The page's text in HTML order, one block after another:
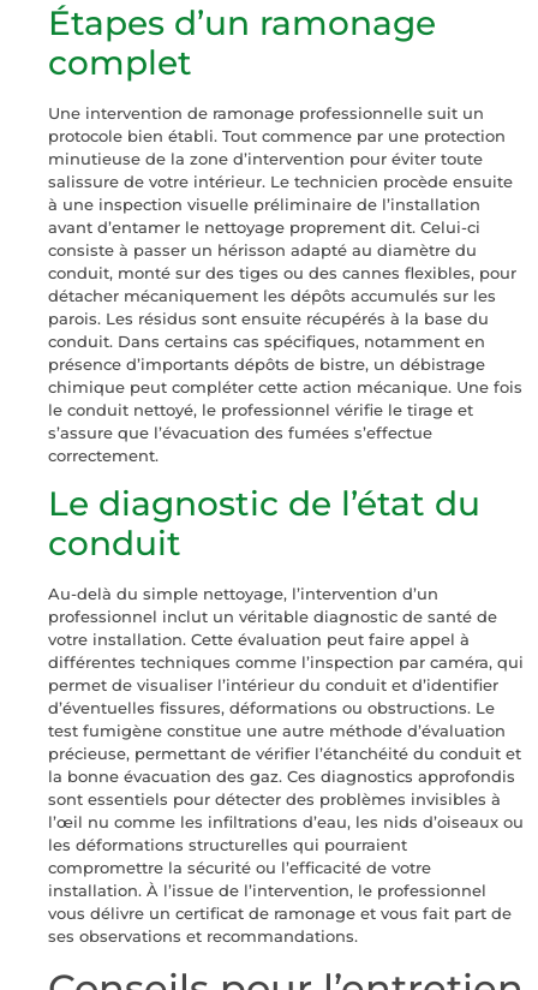
Étapes d’un ramonage
complet
Une intervention de ramonage professionnelle suit un
protocole bien établi. Tout commence par une protection
minutieuse de la zone d’intervention pour éviter toute
salissure de votre intérieur. Le technicien procède ensuite
à une inspection visuelle préliminaire de l’installation
avant d’entamer le nettoyage proprement dit. Celui-ci
consiste à passer un hérisson adapté au diamètre du
conduit, monté sur des tiges ou des cannes flexibles, pour
détacher mécaniquement les dépôts accumulés sur les
parois. Les résidus sont ensuite récupérés à la base du
conduit. Dans certains cas spécifiques, notamment en
présence d’importants dépôts de bistre, un débistrage
chimique peut compléter cette action mécanique. Une fois
le conduit nettoyé, le professionnel vérifie le tirage et
s’assure que l’évacuation des fumées s’effectue
correctement.
Le diagnostic de l’état du
conduit
Au-delà du simple nettoyage, l’intervention d’un
professionnel inclut un véritable diagnostic de santé de
votre installation. Cette évaluation peut faire appel à
différentes techniques comme l’inspection par caméra, qui
permet de visualiser l’intérieur du conduit et d’identifier
d’éventuelles fissures, déformations ou obstructions. Le
test fumigène constitue une autre méthode d’évaluation
précieuse, permettant de vérifier l’étanchéité du conduit et
la bonne évacuation des gaz. Ces diagnostics approfondis
sont essentiels pour détecter des problèmes invisibles à
l’œil nu comme les infiltrations d’eau, les nids d’oiseaux ou
les déformations structurelles qui pourraient
compromettre la sécurité ou l’efficacité de votre
installation. À l’issue de l’intervention, le professionnel
vous délivre un certificat de ramonage et vous fait part de
ses observations et recommandations.